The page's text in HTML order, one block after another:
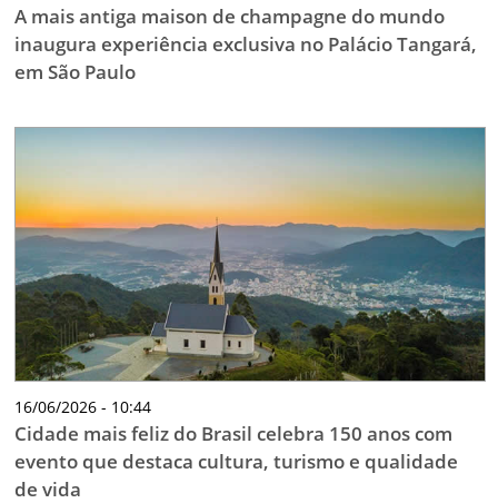
A mais antiga maison de champagne do mundo
inaugura experiência exclusiva no Palácio Tangará,
em São Paulo
16/06/2026 - 10:44
Cidade mais feliz do Brasil celebra 150 anos com
evento que destaca cultura, turismo e qualidade
de vida